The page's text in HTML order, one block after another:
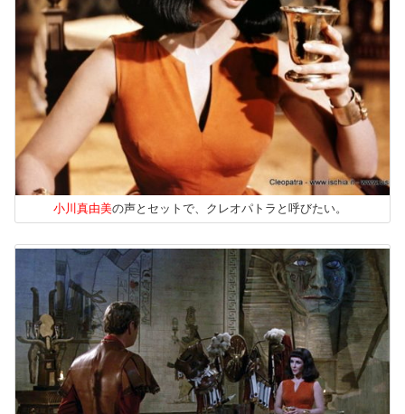
小川真由美の声とセットで、クレオパトラと呼びたい。